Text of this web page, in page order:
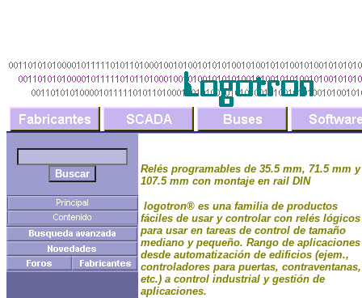
Relés programables de 35.5 mm, 71.5 mm y
107.5 mm con montaje en rail DIN
logotron® es una familia de productos
fáciles de usar y controlar con relés lógicos
para usar en tareas de control de tamaño
mediano y pequeño. Rango de aplicaciones
desde automatización de edificios (ejem.,
controladores para puertas, contraventanas,
etc.) a control industrial y gestión de
aplicaciones.